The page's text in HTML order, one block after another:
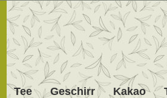
Tee Geschirr Kakao